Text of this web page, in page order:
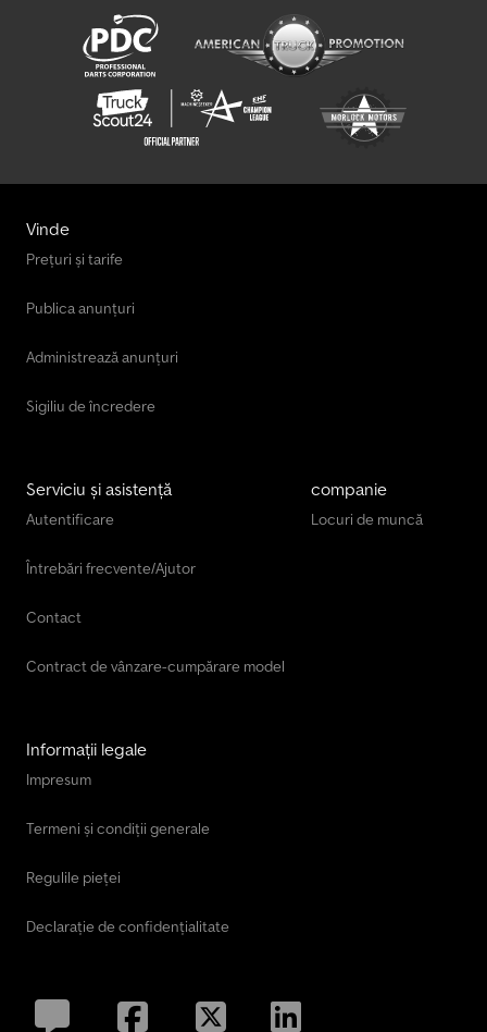
Vinde
Prețuri și tarife
Publica anunțuri
Administrează anunțuri
Sigiliu de încredere
Serviciu și asistență
Autentificare
Întrebări frecvente/Ajutor
Contact
Contract de vânzare-cumpărare model
companie
Locuri de muncă
Informații legale
Impresum
Termeni și condiții generale
Regulile pieței
Declarație de confidențialitate